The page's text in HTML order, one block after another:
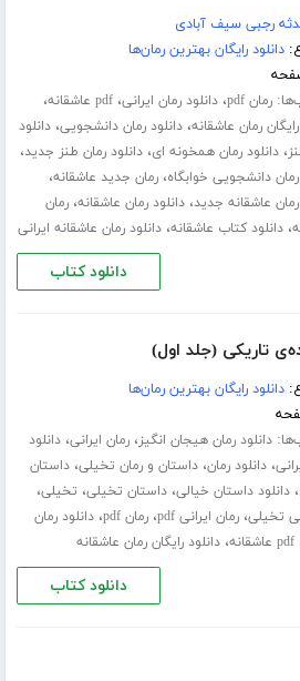
رجبی سیف آبادی
دانلود رایگان بهترین رمان‌ها
رمان pdf ،دانلود رمان ایرانی،pdf عاشقانه ،
رمان عاشقانه،دانلود رمان دانشجویی،دانلود
،دانلود رمان همخونه ای،دانلود رمان طنز جدید،
رمان دانشجویی خوابگاه،رمان جدید عاشقانه،
رمان عاشقانه جدید،دانلود رمان عاشقانه،رمان
،دانلود کتاب عاشقانه،دانلود رمان عاشقانه ایرانی
دانلود کتاب
تاریکی (جلد اول)
دانلود رایگان بهترین رمان‌ها
دانلود رمان هیجان انگیز،رمان ایرانی،دانلود
،دانلود رمان،داستان و رمان تخیلی،داستان
،دانلود داستان خیالی،داستان تخیلی، تخیلی،
تخیلی،رمان ایرانی pdf ،رمان pdf ،دانلود رمان
pdf عاشقانه ،دانلود رایگان رمان عاشقانه
دانلود کتاب